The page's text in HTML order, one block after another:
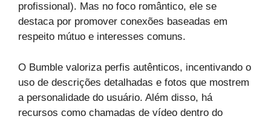
profissional). Mas no foco romântico, ele se
destaca por promover conexões baseadas em
respeito mútuo e interesses comuns.
O Bumble valoriza perfis autênticos, incentivando o
uso de descrições detalhadas e fotos que mostrem
a personalidade do usuário. Além disso, há
recursos como chamadas de vídeo dentro do